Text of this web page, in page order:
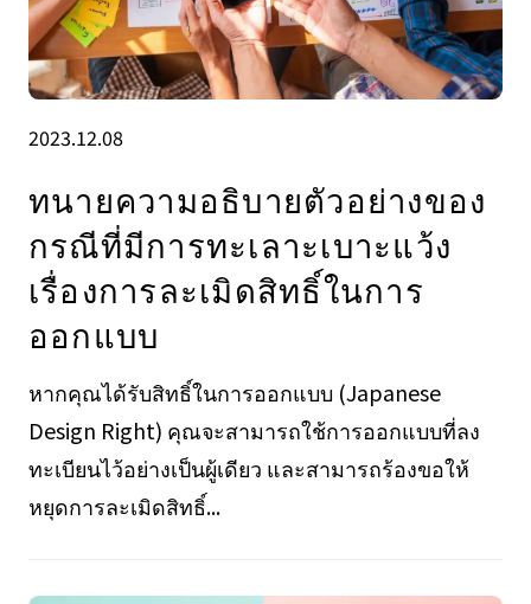
2023.12.08
ทนายความอธิบายตัวอย่างของ
กรณีที่มีการทะเลาะเบาะแว้ง
เรื่องการละเมิดสิทธิ์ในการ
ออกแบบ
หากคุณได้รับสิทธิ์ในการออกแบบ (Japanese
Design Right) คุณจะสามารถใช้การออกแบบที่ลง
ทะเบียนไว้อย่างเป็นผู้เดียว และสามารถร้องขอให้
หยุดการละเมิดสิทธิ์...